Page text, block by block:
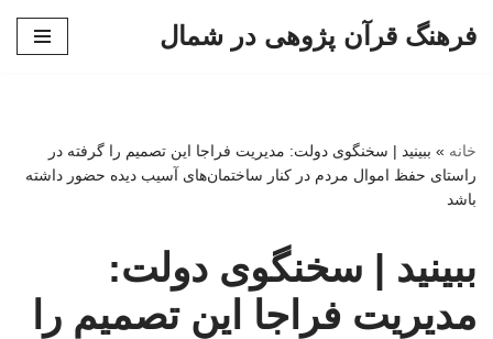
فرهنگ قرآن پژوهی در شمال
خانه » ببینید | سخنگوی دولت: مدیریت فراجا این تصمیم را گرفته در
راستای حفظ اموال مردم در کنار ساختمان‌های آسیب دیده حضور داشته
باشد
ببینید | سخنگوی دولت:
مدیریت فراجا این تصمیم را